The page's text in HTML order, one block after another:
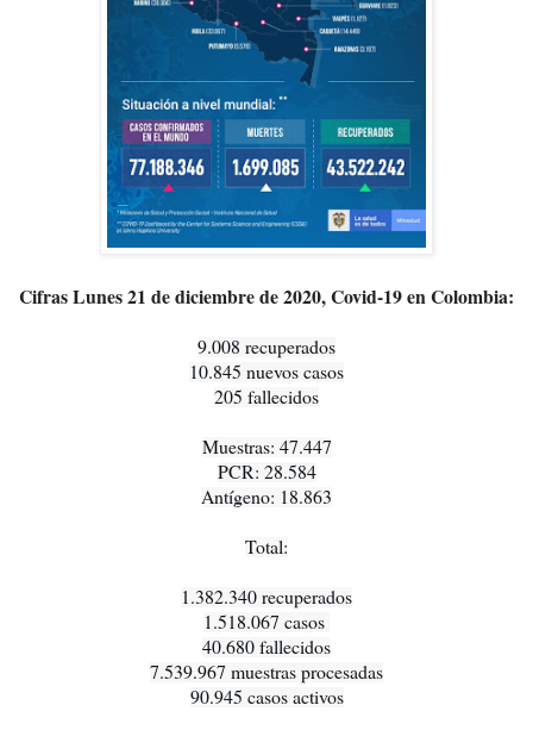
Cifras Lunes 21 de diciembre de 2020, Covid-19 en Colombia:
9.008 recuperados
10.845 nuevos casos
205 fallecidos
Muestras: 47.447
PCR: 28.584
Antígeno: 18.863
Total:
1.382.340 recuperados
1.518.067 casos
40.680 fallecidos
7.539.967 muestras procesadas
90.945 casos activos